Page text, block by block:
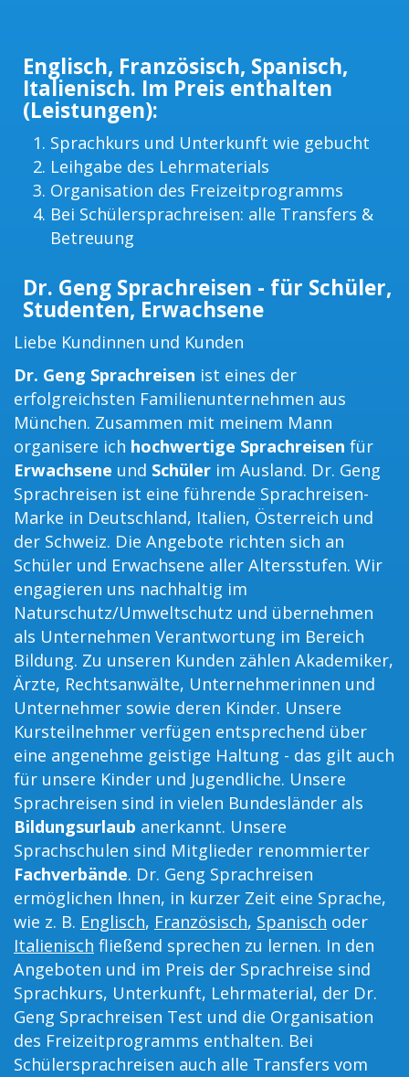
Englisch, Französisch, Spanisch,
Italienisch. Im Preis enthalten
(Leistungen):
Sprachkurs und Unterkunft wie gebucht
Leihgabe des Lehrmaterials
Organisation des Freizeitprogramms
Bei Schülersprachreisen: alle Transfers &
Betreuung
Dr. Geng Sprachreisen - für Schüler,
Studenten, Erwachsene
Liebe Kundinnen und Kunden
Dr. Geng Sprachreisen ist eines der
erfolgreichsten Familienunternehmen aus
München. Zusammen mit meinem Mann
organisere ich hochwertige Sprachreisen für
Erwachsene und Schüler im Ausland. Dr. Geng
Sprachreisen ist eine führende Sprachreisen-
Marke in Deutschland, Italien, Österreich und
der Schweiz. Die Angebote richten sich an
Schüler und Erwachsene aller Altersstufen. Wir
engagieren uns nachhaltig im
Naturschutz/Umweltschutz und übernehmen
als Unternehmen Verantwortung im Bereich
Bildung. Zu unseren Kunden zählen Akademiker,
Ärzte, Rechtsanwälte, Unternehmerinnen und
Unternehmer sowie deren Kinder. Unsere
Kursteilnehmer verfügen entsprechend über
eine angenehme geistige Haltung - das gilt auch
für unsere Kinder und Jugendliche. Unsere
Sprachreisen sind in vielen Bundesländer als
Bildungsurlaub anerkannt. Unsere
Sprachschulen sind Mitglieder renommierter
Fachverbände. Dr. Geng Sprachreisen
ermöglichen Ihnen, in kurzer Zeit eine Sprache,
wie z. B. Englisch, Französisch, Spanisch oder
Italienisch fließend sprechen zu lernen. In den
Angeboten und im Preis der Sprachreise sind
Sprachkurs, Unterkunft, Lehrmaterial, der Dr.
Geng Sprachreisen Test und die Organisation
des Freizeitprogramms enthalten. Bei
Schülersprachreisen auch alle Transfers vom